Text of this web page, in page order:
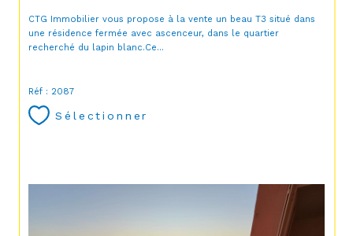
CTG Immobilier vous propose à la vente un beau T3 situé dans
une résidence fermée avec ascenceur, dans le quartier
recherché du lapin blanc.Ce...
Réf : 2087
Sélectionner